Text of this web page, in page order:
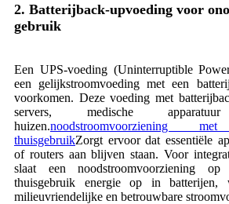
2. Batterijback-upvoeding voor
gebruik
Een UPS-voeding (Uninterruptible
een gelijkstroomvoeding met een
voorkomen. Deze voeding met
servers, medische
huizen.noodstroomvoorziening
thuisgebruikZorgt ervoor dat essentiële
of routers aan blijven staan. Voor
slaat een noodstroomvoorziening op
thuisgebruik energie op in
milieuvriendelijke en betrouwbare